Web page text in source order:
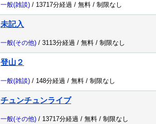
一般(雑談) / 13717分経過 / 無料 / 制限なし
未記入
一般(その他) / 3113分経過 / 無料 / 制限なし
登山２
一般(雑談) / 148分経過 / 無料 / 制限なし
チュンチュンライブ
一般(その他) / 13717分経過 / 無料 / 制限なし